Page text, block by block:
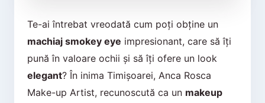
Te-ai întrebat vreodată cum poți obține un
machiaj smokey eye impresionant, care să îți
pună în valoare ochii și să îți ofere un look
elegant? În inima Timișoarei, Anca Rosca
Make-up Artist, recunoscută ca un makeup